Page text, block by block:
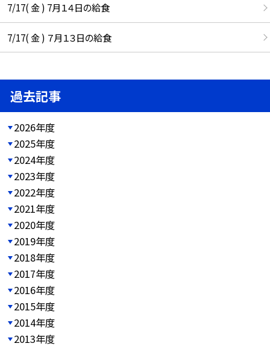
7/17( 金 ) 7月１４日の給食
7/17( 金 ) ７月１３日の給食
過去記事
2026年度
2025年度
2024年度
2023年度
2022年度
2021年度
2020年度
2019年度
2018年度
2017年度
2016年度
2015年度
2014年度
2013年度